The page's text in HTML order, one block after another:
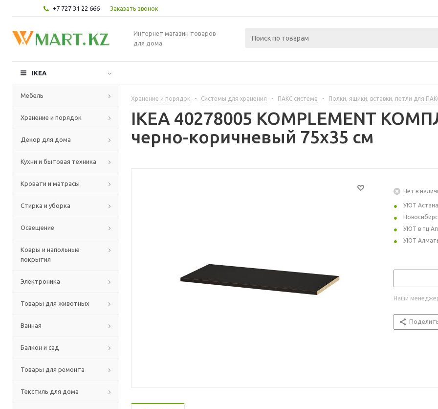
+7 727 31 22 666 Заказать звонок
Интернет магазин товаров
для дома
IKEA
Мебель
Хранение и порядок
Декор для дома
Кухни и бытовая техника
Кровати и матрасы
Стирка и уборка
Освещение
Ковры и напольные
покрытия
Электроника
Товары для животных
Ванная
Балкон и сад
Товары для ремонта
Текстиль для дома
Хранение и порядок - Системы для хранения - ПАКС система - Полки, ящики, вставки, петли для
IKEA 40278005 KOMPLEMENT
черно-коричневый 75x35 см
Нет в
УЮТ Астана
УЮТ в тц
УЮТ
Наши